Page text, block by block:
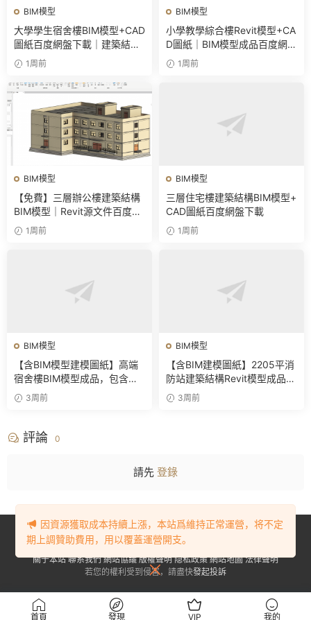
BIM模型
大學學生宿舍樓BIM模型+CAD
圖紙百度網盤下載｜建築結構
全套Revit源文件
1周前
BIM模型
小學教學綜合樓Revit模型+CA
D圖紙｜BIM模型成品百度網盤
下載1周前
BIM模型
【免費】三層辦公樓建築結構
BIM模型｜Revit源文件百度網
盤下載
1周前
BIM模型
三層住宅樓建築結構BIM模型+
CAD圖紙百度網盤下載
1周前
BIM模型
【含BIM模型建模圖紙】高端
宿舍樓BIM模型成品，包含建
築+結構兩大專業Revit模型及
全套建模CAD圖紙
3周前
BIM模型
【含BIM建模圖紙】2205平消
防站建築結構Revit模型成品，
包含全套BIM建模CAD圖紙下
載
3周前
評論 0
請先 登錄
Copyright © 2023-2024BIM資源網. All Rights Reserved.
2023001905号-1
關于本站 聯系我們 網站協議 版權聲明 隐私政策 網站地圖 法律聲明
若您的權利受到侵害，請盡快發起投訴
首頁 發現 VIP 我的
因資源獲取成本持續上漲，本站爲維持正常運營，将不定
期上調贊助費用，用以覆蓋運營開支。